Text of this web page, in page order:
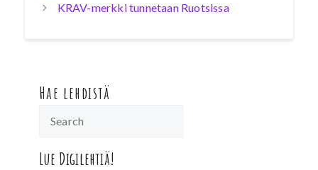
KRAV-merkki tunnetaan Ruotsissa
Hae lehdistä
Lue Digilehtiä!